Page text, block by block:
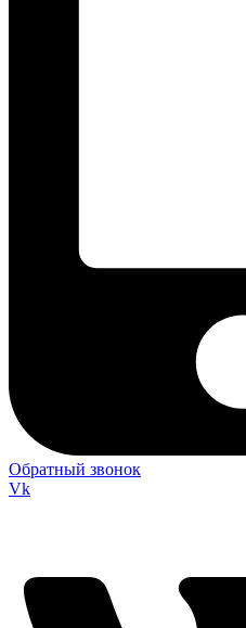
Обратный звонок
Vk